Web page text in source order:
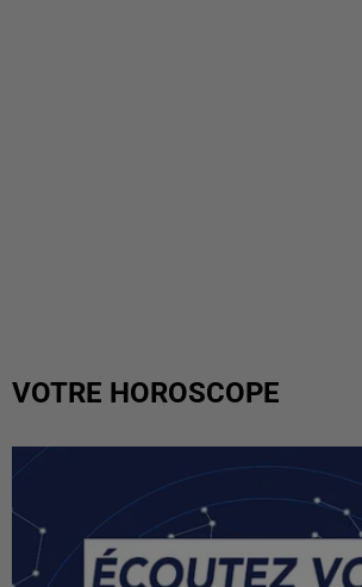
VOTRE HOROSCOPE